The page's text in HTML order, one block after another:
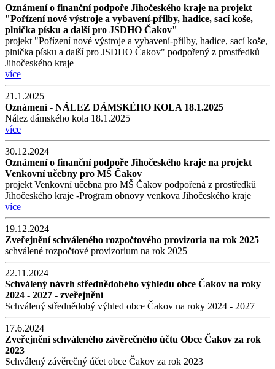
Oznámení o finanční podpoře Jihočeského kraje na projekt
"Pořízení nové výstroje a vybavení-přilby, hadice, sací koše,
plnička písku a další pro JSDHO Čakov"
projekt "Pořízení nové výstroje a vybavení-přilby, hadice, sací koše,
plnička písku a další pro JSDHO Čakov" podpořený z prostředků
Jihočeského kraje
více
21.1.2025
Oznámení - NÁLEZ DÁMSKÉHO KOLA 18.1.2025
Nález dámského kola 18.1.2025
více
30.12.2024
Oznámení o finanční podpoře Jihočeského kraje na projekt
Venkovní učebny pro MŠ Čakov
projekt Venkovní učebna pro MŠ Čakov podpořená z prostředků
Jihočeského kraje -Program obnovy venkova Jihočeského kraje
více
19.12.2024
Zveřejnění schváleného rozpočtového provizoria na rok 2025
schválené rozpočtové provizorium na rok 2025
22.11.2024
Schválený návrh střednědobého výhledu obce Čakov na roky
2024 - 2027 - zveřejnění
Schválený střednědobý výhled obce Čakov na roky 2024 - 2027
17.6.2024
Zveřejnění schváleného závěrečného účtu Obce Čakov za rok
2023
Schválený závěrečný účet obce Čakov za rok 2023